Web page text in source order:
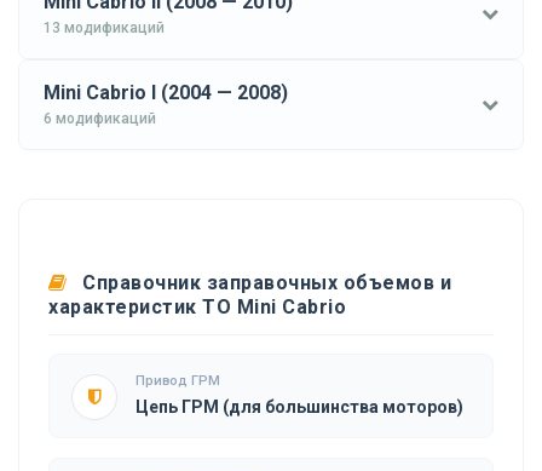
13 модификаций
Mini Cabrio I (2004 — 2008)
6 модификаций
Справочник заправочных объемов и
характеристик ТО Mini Cabrio
Привод ГРМ
Цепь ГРМ (для большинства моторов)